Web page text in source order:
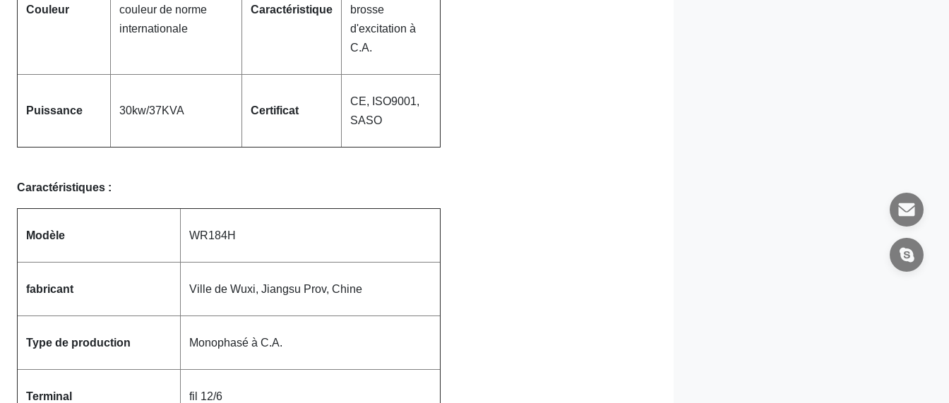
Couleur
couleur de norme
internationale
Caractéristique
brosse
d'excitation à
C.A.
Puissance 30kw/37KVA Certificat
CE, ISO9001,
SASO
Caractéristiques :
Modèle WR184H
fabricant Ville de Wuxi, Jiangsu Prov, Chine
Type de production Monophasé à C.A.
Terminal fil 12/6